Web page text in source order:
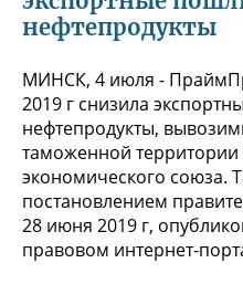
нефтепродукты
МИНСК, 4 июля -
2019 г снизила
нефтепродукты,
таможенной территории
экономического союза.
постановлением
28 июня 2019 г,
правовом интернет-